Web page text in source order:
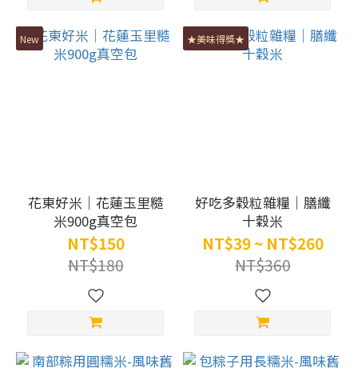
New
花東好米｜花蓮玉里糙
米900g真空包
NT$150
NT$180
★美味得獎★
好吃多穀粒雜糧｜膳纖
十穀米
NT$39 ~ NT$260
NT$360